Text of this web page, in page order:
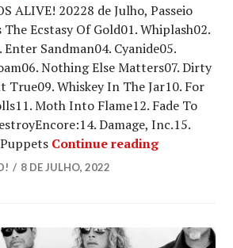
ALIVE! 20228 de Julho, Passeio
Ecstasy Of Gold01. Whiplash02.
Sandman04. Cyanide05.
Nothing Else Matters07. Dirty
True09. Whiskey In The Jar10. For
Moth Into Flame12. Fade To
Damage, Inc.15.
Continue readingO
8 DE JULHO, 2022